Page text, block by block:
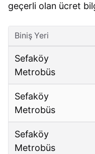
geçerli olan ücret
Biniş Yeri
Sefaköy
Metrobüs
Sefaköy
Metrobüs
Sefaköy
Metrobüs